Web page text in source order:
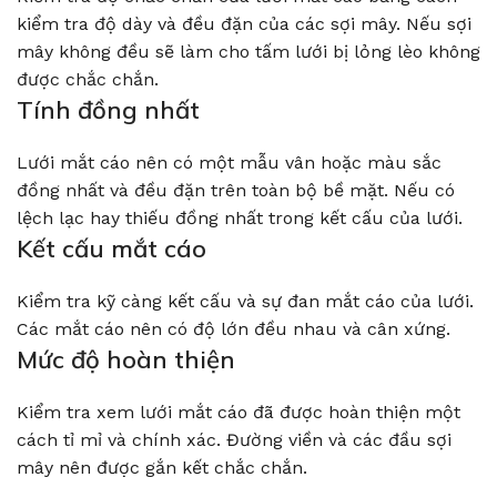
kiểm tra độ dày và đều đặn của các sợi mây. Nếu sợi
mây không đều sẽ làm cho tấm lưới bị lỏng lèo không
được chắc chắn.
Tính đồng nhất
Lưới mắt cáo nên có một mẫu vân hoặc màu sắc
đồng nhất và đều đặn trên toàn bộ bề mặt. Nếu có
lệch lạc hay thiếu đồng nhất trong kết cấu của lưới.
Kết cấu mắt cáo
Kiểm tra kỹ càng kết cấu và sự đan mắt cáo của lưới.
Các mắt cáo nên có độ lớn đều nhau và cân xứng.
Mức độ hoàn thiện
Kiểm tra xem lưới mắt cáo đã được hoàn thiện một
cách tỉ mỉ và chính xác. Đường viền và các đầu sợi
mây nên được gắn kết chắc chắn.